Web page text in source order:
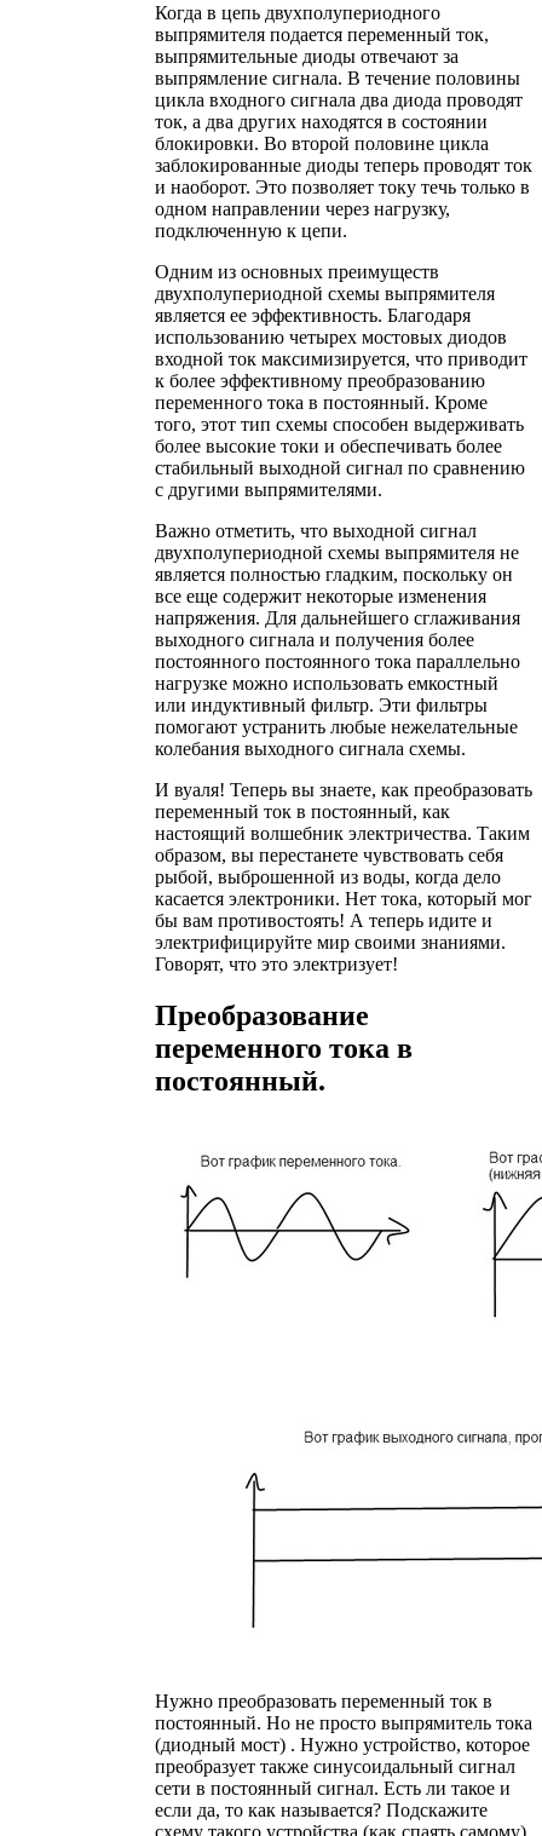
Когда в цепь двухполупериодного
выпрямителя подается переменный ток,
выпрямительные диоды отвечают за
выпрямление сигнала. В течение половины
цикла входного сигнала два диода проводят
ток, а два других находятся в состоянии
блокировки. Во второй половине цикла
заблокированные диоды теперь проводят ток
и наоборот. Это позволяет току течь только в
одном направлении через нагрузку,
подключенную к цепи.
Одним из основных преимуществ
двухполупериодной схемы выпрямителя
является ее эффективность. Благодаря
использованию четырех мостовых диодов
входной ток максимизируется, что приводит
к более эффективному преобразованию
переменного тока в постоянный. Кроме
того, этот тип схемы способен выдерживать
более высокие токи и обеспечивать более
стабильный выходной сигнал по сравнению
с другими выпрямителями.
Важно отметить, что выходной сигнал
двухполупериодной схемы выпрямителя не
является полностью гладким, поскольку он
все еще содержит некоторые изменения
напряжения. Для дальнейшего сглаживания
выходного сигнала и получения более
постоянного постоянного тока параллельно
нагрузке можно использовать емкостный
или индуктивный фильтр. Эти фильтры
помогают устранить любые нежелательные
колебания выходного сигнала схемы.
И вуаля! Теперь вы знаете, как преобразовать
переменный ток в постоянный, как
настоящий волшебник электричества. Таким
образом, вы перестанете чувствовать себя
рыбой, выброшенной из воды, когда дело
касается электроники. Нет тока, который мог
бы вам противостоять! А теперь идите и
электрифицируйте мир своими знаниями.
Говорят, что это электризует!
Преобразование
переменного тока в
постоянный.
Нужно преобразовать переменный ток в
постоянный. Но не просто выпрямитель тока
(диодный мост) . Нужно устройство, которое
преобразует также синусоидальный сигнал
сети в постоянный сигнал. Есть ли такое и
если да, то как называется? Подскажите
схему такого устройства (как спаять самому)